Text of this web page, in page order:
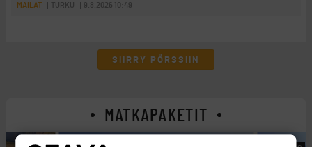
MAILAT TURKU 9.8.2026 10:49
SIIRRY PÖRSSIIN
MATKAPAKETIT